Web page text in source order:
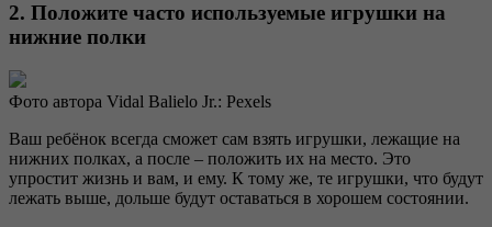
2. Положите часто используемые игрушки на
нижние полки
Фото автора Vidal Balielo Jr.: Pexels
Ваш ребёнок всегда сможет сам взять игрушки, лежащие на
нижних полках, а после – положить их на место. Это
упростит жизнь и вам, и ему. К тому же, те игрушки, что будут
лежать выше, дольше будут оставаться в хорошем состоянии.